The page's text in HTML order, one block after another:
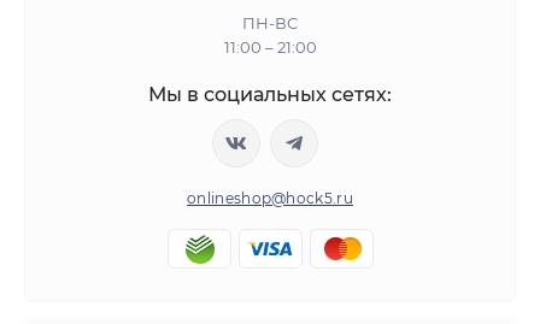
ПН-ВС
11:00 – 21:00
Мы в социальных сетях:
onlineshop@hock5.ru